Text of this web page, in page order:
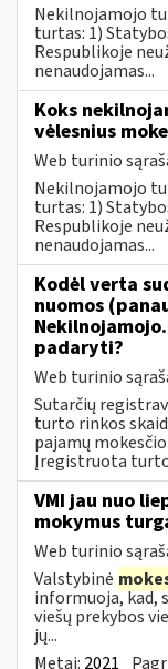
Nekilnojamojo
turtas: 1)
Respublikoje
nenaudojamas...
Koks
vėlesnius
Web turinio
Nekilnojamojo
turtas: 1)
Respublikoje
nenaudojamas...
Kodėl verta
nuomos
padaryti?
Web turinio
Sutarčių
turto rinkos
pajamų
Įregistruota
VMI jau nuo
mokymus
Web turinio
Valstybinė
informuoja, kad,
viešų prekybos
jų...
Metai: 2021